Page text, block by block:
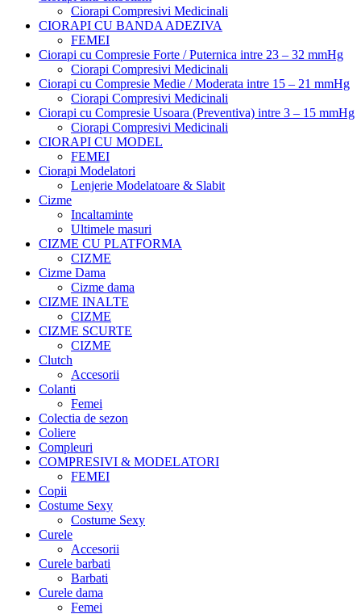
Ciorapi Compresivi Medicinali
CIORAPI CU BANDA ADEZIVA
FEMEI
Ciorapi cu Compresie Forte / Puternica intre 23 – 32 mmHg
Ciorapi Compresivi Medicinali
Ciorapi cu Compresie Medie / Moderata intre 15 – 21 mmHg
Ciorapi Compresivi Medicinali
Ciorapi cu Compresie Usoara (Preventiva) intre 3 – 15 mmHg
Ciorapi Compresivi Medicinali
CIORAPI CU MODEL
FEMEI
Ciorapi Modelatori
Lenjerie Modelatoare & Slabit
Cizme
Incaltaminte
Ultimele masuri
CIZME CU PLATFORMA
CIZME
Cizme Dama
Cizme dama
CIZME INALTE
CIZME
CIZME SCURTE
CIZME
Clutch
Accesorii
Colanti
Femei
Colectia de sezon
Coliere
Compleuri
COMPRESIVI & MODELATORI
FEMEI
Copii
Costume Sexy
Costume Sexy
Curele
Accesorii
Curele barbati
Barbati
Curele dama
Femei